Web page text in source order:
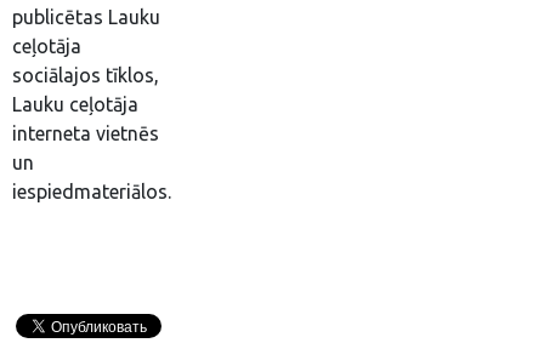
publicētas Lauku
ceļotāja
sociālajos tīklos,
Lauku ceļotāja
interneta vietnēs
un
iespiedmateriālos.